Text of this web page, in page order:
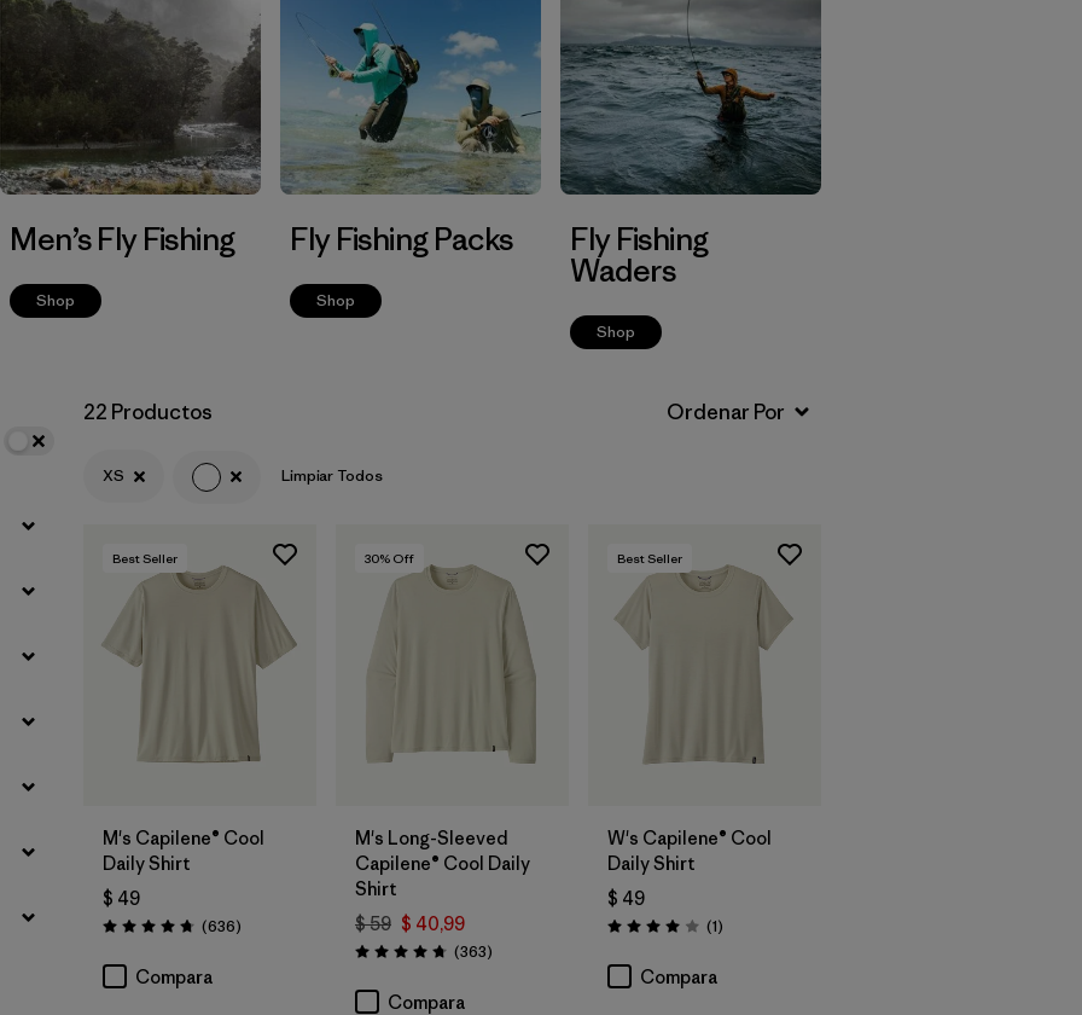
Materials & Fabric
Men’s Fly Fishing
Shop
Fly Fishing Packs
Shop
Fly Fishing
Waders
Shop
22 Productos
XS Limpiar Todos
Best Seller
M's Capilene® Cool
Daily Shirt
$ 49
Valoración: 4.7 / 5
(636Comentarios
)
Compara
30% Off
M's Long-Sleeved
Capilene® Cool Daily
Shirt
$ 59 $ 40,99
Valoración: 4.7 / 5
(363Comentarios
)
Compara
Best Seller
W's Capilene® Cool
Daily Shirt
$ 49
Valoración: 4.0 / 5
(1Comentarios
)
Compara